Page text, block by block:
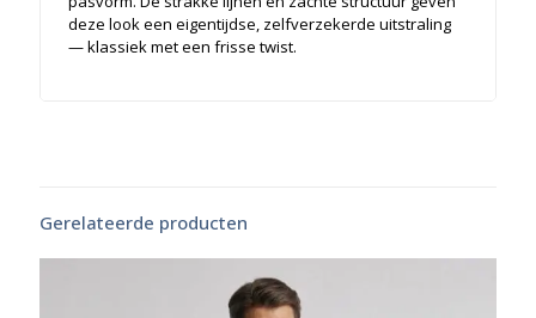
deze look een eigentijdse, zelfverzekerde uitstraling
— klassiek met een frisse twist.
Gerelateerde producten